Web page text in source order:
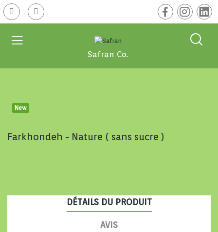
Safran Co.
New
Farkhondeh - Nature ( sans sucre )
DÉTAILS DU PRODUIT
AVIS